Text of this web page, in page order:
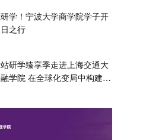
学！宁波大学商学院学子开
之行
研学臻享季走进上海交通大
局中构建企
| SAIF动态